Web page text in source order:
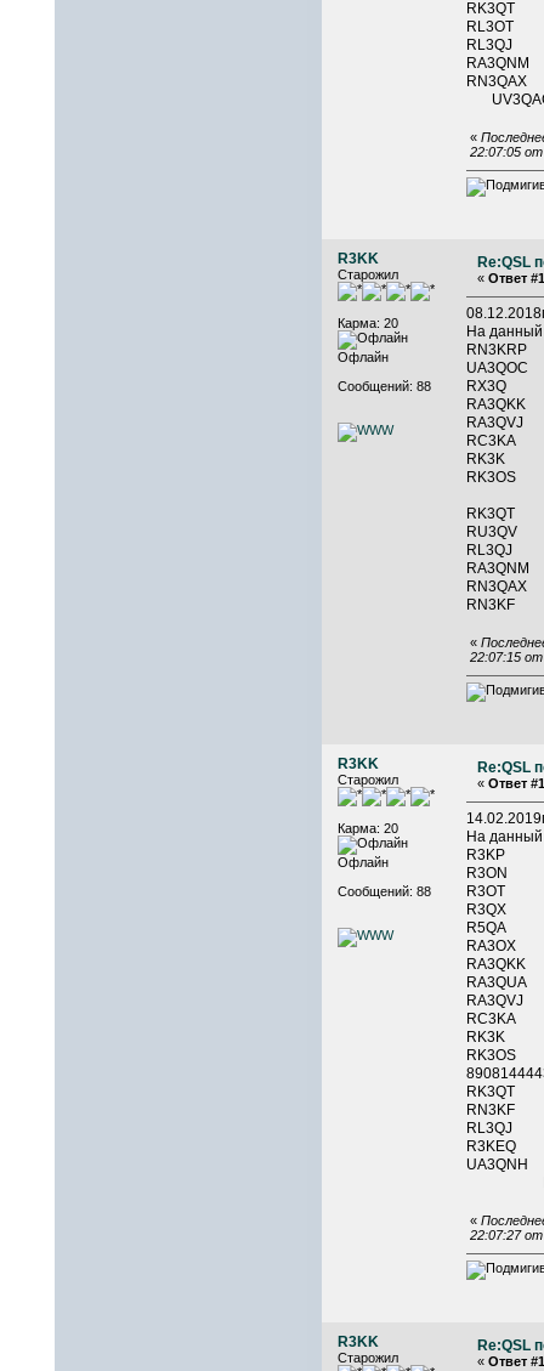
RK3QT
RL3OT
RL3QJ
«
22:07:05
R3KK
Старожил
Карма: 20
Офлайн
Сообщений: 88
Re:QSL
« Ответ
На
RX3Q
RK3K
RU3QV
RL3QJ
«
22:07:15
R3KK
Старожил
Карма: 20
Офлайн
Сообщений: 88
Re:QSL
« Ответ
На
R3KP
R3ON
R3OT
R3QX
R5QA
RA3OX
RK3K
RK3QT
RN3KF
RL3QJ
R3KEQ
«
22:07:27
R3KK
Старожил
Re:QSL
« Ответ